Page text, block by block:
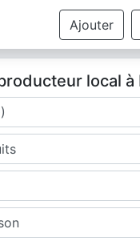
Ajouter
local à
un producteur ?